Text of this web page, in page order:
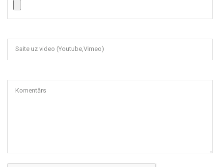
Saite uz video (Youtube,Vimeo)
Komentārs